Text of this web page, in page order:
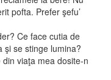
pofta. Prefer şefu’
Ce face cutia de
şi se stinge lumina?
viaţa mea dosite-n